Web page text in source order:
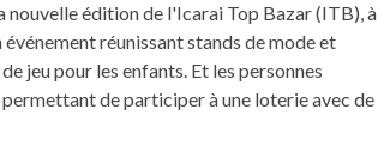
nouvelle édition de l'Icarai Top Bazar (ITB), à
événement réunissant stands de mode et
jeu pour les enfants. Et les personnes
de participer à une loterie avec de